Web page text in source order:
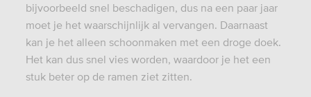
bijvoorbeeld snel beschadigen, dus na een paar jaar
moet je het waarschijnlijk al vervangen. Daarnaast
kan je het alleen schoonmaken met een droge doek.
Het kan dus snel vies worden, waardoor je het een
stuk beter op de ramen ziet zitten.